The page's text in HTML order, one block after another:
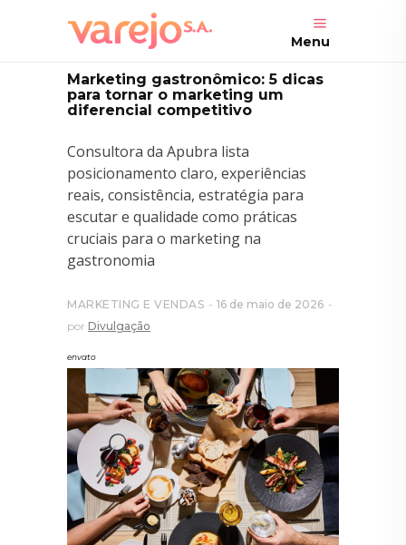
Menu
Marketing gastronômico: 5 dicas
para tornar o marketing um
diferencial competitivo
Consultora da Apubra lista
posicionamento claro, experiências
reais, consistência, estratégia para
escutar e qualidade como práticas
cruciais para o marketing na
gastronomia
MARKETING E VENDAS
16 de maio de 2026
por Divulgação
envato